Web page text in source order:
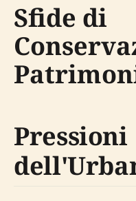
Sfide di
Pressioni